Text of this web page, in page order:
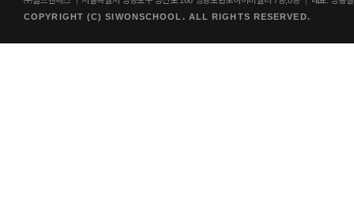
COPYRIGHT (C) SIWONSCHOOL. ALL RIGHTS RESERVED.